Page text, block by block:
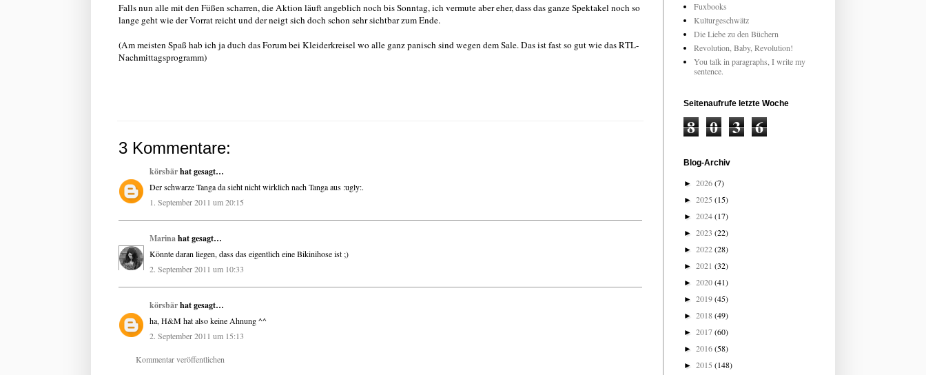
Falls nun alle mit den Füßen scharren, die Aktion läuft angeblich noch bis Sonntag, ich vermute aber eher, dass das ganze Spektakel noch so
lange geht wie der Vorrat reicht und der neigt sich doch schon sehr sichtbar zum Ende.
(Am meisten Spaß hab ich ja duch das Forum bei Kleiderkreisel wo alle ganz panisch sind wegen dem Sale. Das ist fast so gut wie das RTL-
Nachmittagsprogramm)
3 Kommentare:
körsbärhat gesagt…
Der schwarze Tanga da sieht nicht wirklich nach Tanga aus :ugly:.
1. September 2011 um 20:15
Marinahat gesagt…
Könnte daran liegen, dass das eigentlich eine Bikinihose ist ;)
2. September 2011 um 10:33
körsbärhat gesagt…
ha, H&M hat also keine Ahnung ^^
2. September 2011 um 15:13
Kommentar veröffentlichen
Fuxbooks
Kulturgeschwätz
Die Liebe zu den Büchern
Revolution, Baby, Revolution!
You talk in paragraphs, I write my
sentence.
Seitenaufrufe letzte Woche
8 0 3 6
Blog-Archiv
► 2026(7)
► 2025 (15)
► 2024(17)
► 2023 (22)
► 2022(28)
► 2021 (32)
► 2020(41)
► 2019(45)
► 2018(49)
► 2017(60)
► 2016(58)
► 2015 (148)